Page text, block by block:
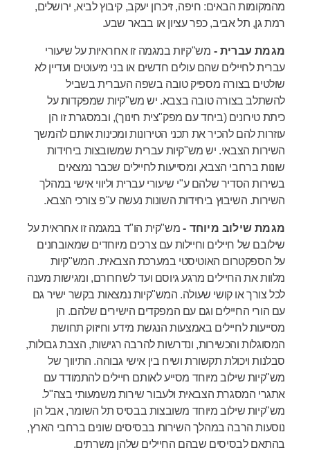
מהמקומות הבאים: חיפה, זיכרון יעקב, קיבוץ לביא, ירושלים,
רמת גן, תל אביב, כפר עציון או בבאר שבע.
מגמת עברית - מש"קיות במגמה זו אחראיות על שיעורי
עברית לחיילים שהם עולים חדשים או בני מיעוטים ועדיין לא
שולטים בצורה מספיק טובה בשפה העברית בשביל
להשתלב בצורה טובה בצבא. יש מש"קיות שמפקדות על
כיתת טירונים (ביחד עם מפק"צית חינוך), ובמסגרת זו הן
עוזרות להם להכיר את תכני הטירונות ומכינות אותם להמשך
השירות הצבאי. יש מש"קיות עברית שמשובצות ביחידות
שונות ברחבי הצבא, ומסייעות לחיילים שכבר נמצאים
בשירות הסדיר שלהם ע"י שיעורי עברית וליווי אישי במהלך
השירות. השיבוץ ביחידות השונות נעשה ע"פ צורכי הצבא.
מגמת שילוב מיוחד - מש"קית הו"ד במגמה זו אחראית על
שילובם של חיילים וחיילות עם צרכים מיוחדים שמאובחנים
על הספקטרום האוטיסטי במערכת הצבאית. המש"קיות
מלוות את החיילים מרגע גיוסם ועד לשחרורם, ומגישות מענה
לכל צורך או קושי שעולה. המש"קיות נמצאות בקשר ישיר גם
עם הורי החיילים וגם עם המפקדים הישירים שלהם. הן
מסייעות לחיילים באמצעות הנגשת מידע וחיזוק תחושת
המסוגלות והכשירות, ונדרשות להרבה רגישות, הצבת גבולות,
סבלנות ויכולת תקשורת ושיח בין אישי גבוהה. התיווך של
מש"קיות שילוב מיוחד מסייע לאותם חיילים להתמודד עם
אתגרי המסגרת הצבאית ולעבור שירות משמעותי בצה"ל.
מש"קיות שילוב מיוחד משובצות בבסיס תל השומר, אבל הן
נוסעות הרבה במהלך השירות בבסיסים שונים ברחבי הארץ,
בהתאם לבסיסים שבהם החיילים שלהן משרתים.